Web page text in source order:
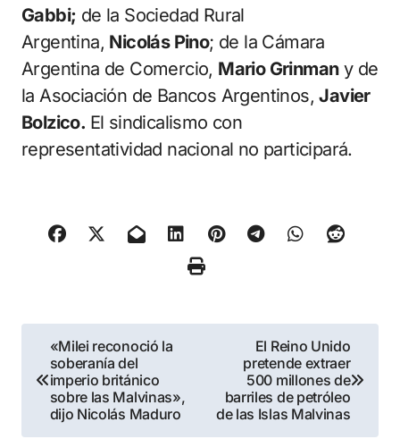
Gabbi; de la Sociedad Rural
Argentina, Nicolás Pino; de la Cámara
Argentina de Comercio, Mario Grinmany de
la Asociación de Bancos Argentinos,Javier
Bolzico. El sindicalismo con
representatividad nacional no participará.
Navegación
de
entradas
«Milei reconoció la
soberanía del
imperio británico
sobre las Malvinas»,
dijo Nicolás Maduro
El Reino Unido
pretende extraer
500 millones de
barriles de petróleo
de las Islas Malvinas